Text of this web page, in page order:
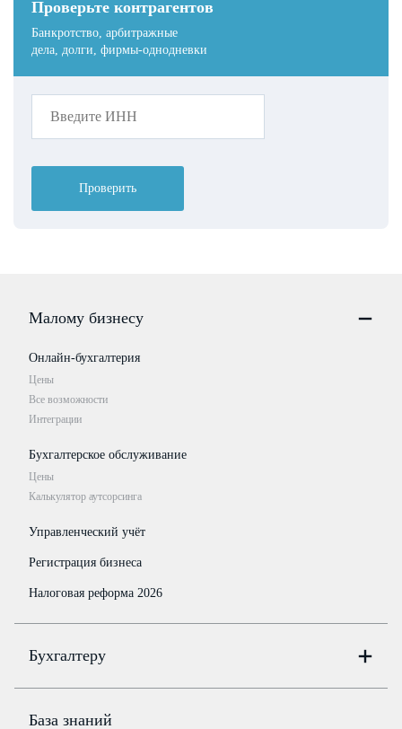
Проверьте контрагентов
Банкротство, арбитражные
дела, долги, фирмы-однодневки
Проверить
Малому бизнесу
Онлайн-бухгалтерия
Цены
Все возможности
Интеграции
Бухгалтерское обслуживание
Цены
Калькулятор аутсорсинга
Управленческий учёт
Регистрация бизнеса
Налоговая реформа 2026
Бухгалтеру
Цены
База знаний